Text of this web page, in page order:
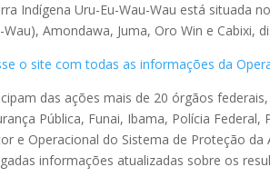
Indígena Uru-Eu-Wau-Wau está situada
Wau), Amondawa, Juma, Oro Win e Cabixi,
o site com todas as informações da
das ações mais de 20 órgãos
Pública, Funai, Ibama, Polícia
e Operacional do Sistema de Proteção
informações atualizadas sobre os